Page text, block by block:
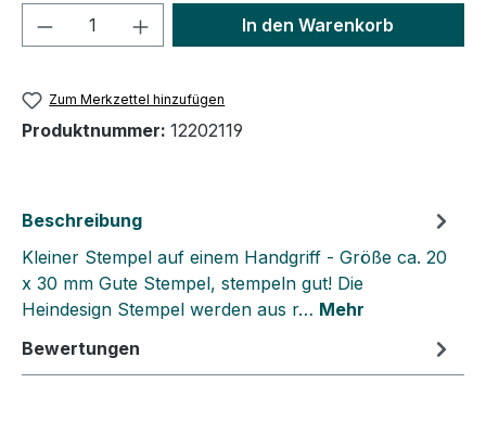
Produkt Anzahl: Gib denIn den Warenkorb
Zum Merkzettel hinzufügen
Produktnummer: 12202119
Beschreibung
Kleiner Stempel auf einem Handgriff - Größe ca. 20
x 30 mm Gute Stempel, stempeln gut! Die
Heindesign Stempel werden aus r… Mehr
Bewertungen